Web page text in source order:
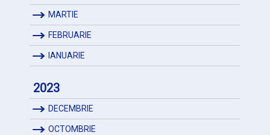
MARTIE
FEBRUARIE
IANUARIE
2023
DECEMBRIE
OCTOMBRIE